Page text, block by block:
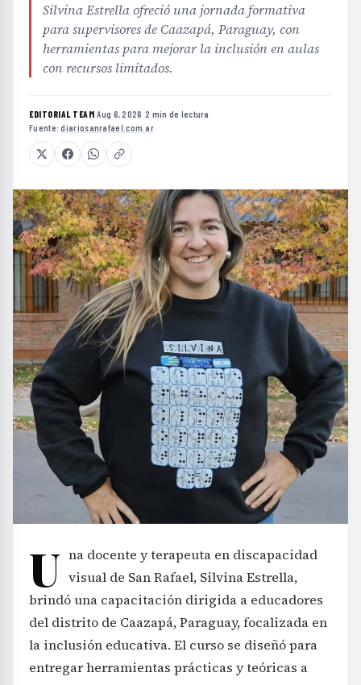
Silvina Estrella ofreció una jornada formativa
para supervisores de Caazapá, Paraguay, con
herramientas para mejorar la inclusión en aulas
con recursos limitados.
EDITORIAL TEAM·Aug 6, 2026 ·2 min de lectura ·
Fuente:diariosanrafael.com.ar
U na docente y terapeuta en discapacidad
visual de San Rafael, Silvina Estrella,
brindó una capacitación dirigida a educadores
del distrito de Caazapá, Paraguay, focalizada en
la inclusión educativa. El curso se diseñó para
entregar herramientas prácticas y teóricas a